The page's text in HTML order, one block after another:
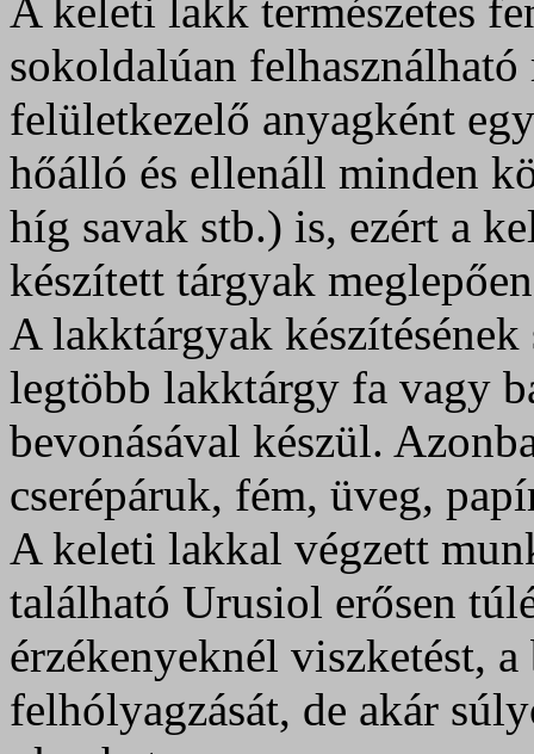
A keleti lakk természetes
sokoldalúan felhasználható
felületkezelő anyagként
hőálló és ellenáll minden
híg savak stb.) is, ezért a
készített tárgyak
A lakktárgyak
legtöbb lakktárgy fa vagy
bevonásával készül.
cserépáruk, fém, üveg,
A keleti lakkal végzett
található Urusiol erősen
érzékenyeknél viszketést,
felhólyagzását, de akár